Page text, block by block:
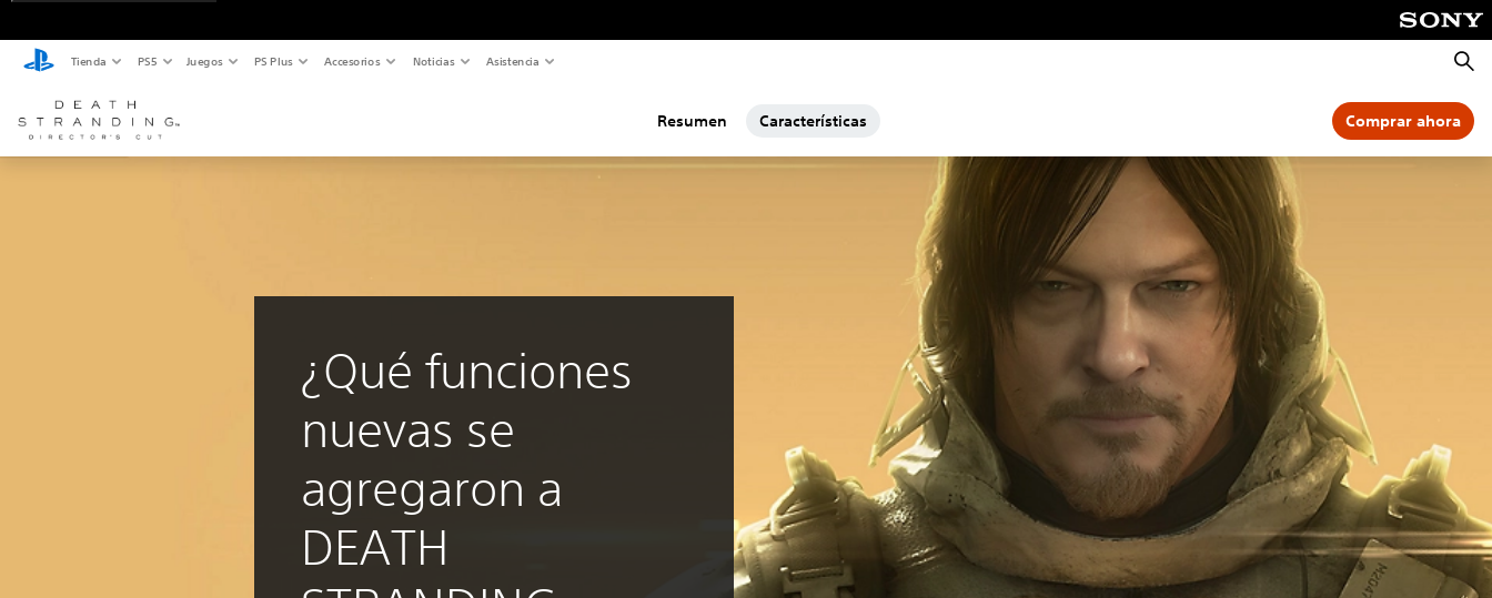
Tienda PS5 Juegos PS Plus Accesorios Noticias Asistencia
Resumen Características Comprar ahora
¿Qué funciones
nuevas se
agregaron a
DEATH